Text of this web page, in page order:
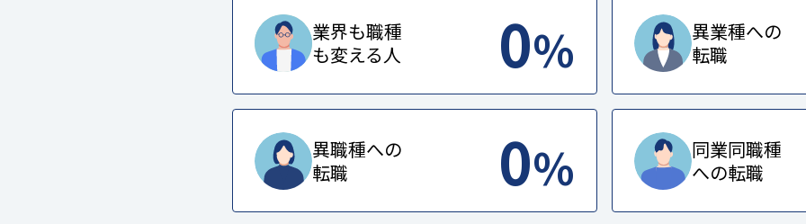
業界も職種
も変える人
0%
異業種への
転職
異職種への
転職
0%
同業同職種
への転職